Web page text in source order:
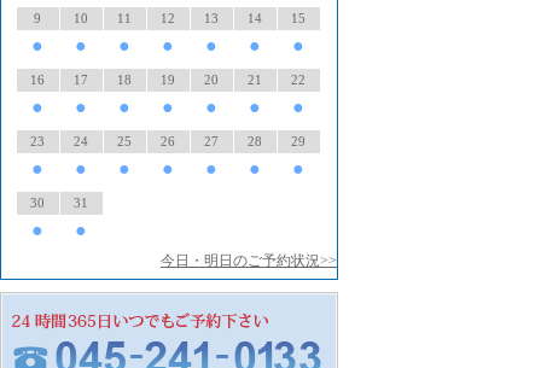
9
●
10
●
11
●
12
●
13
●
14
●
15
●
16
●
17
●
18
●
19
●
20
●
21
●
22
●
23
●
24
●
25
●
26
●
27
●
28
●
29
●
30
●
31
●
今日・明日のご予約状況>>